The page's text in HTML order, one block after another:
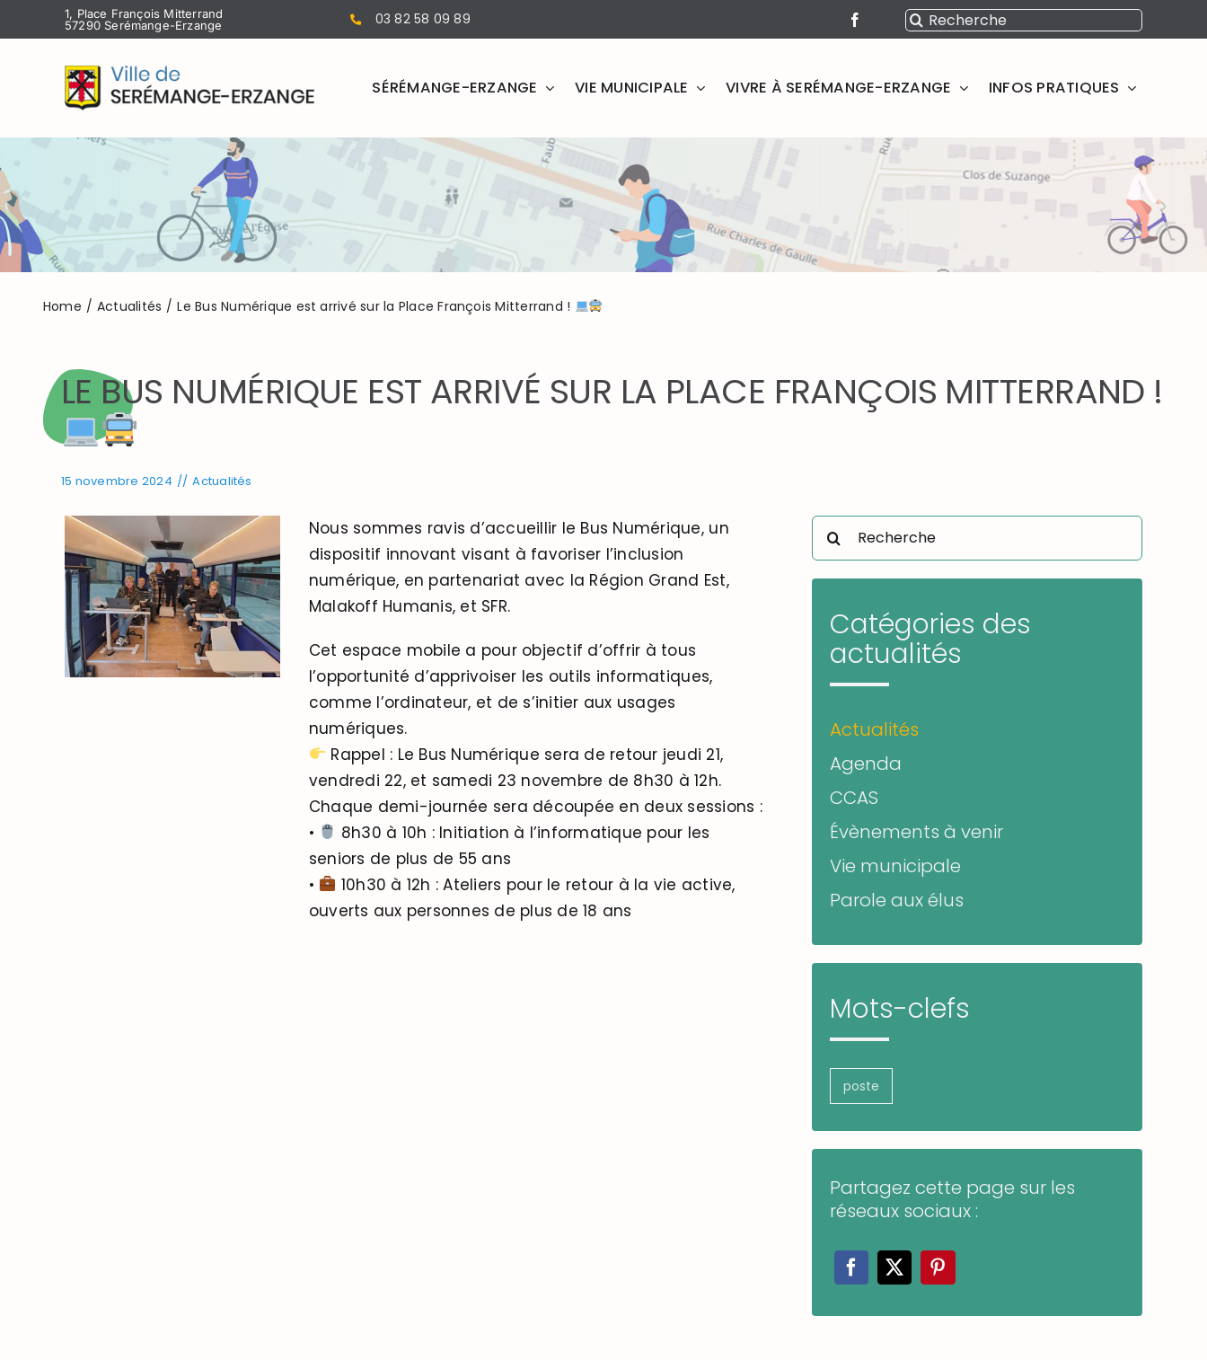
au
1, Place François Mitterrand
57290 Serémange-Erzange
03 82 58 09 89 Rechercher:
SÉRÉMANGE-ERZANGE VIE MUNICIPALE VIVRE À SERÉMANGE-ERZANGE INFOS PRATIQUES
Home Actualités Le Bus Numérique est arrivé sur la Place François Mitterrand !
LE BUS NUMÉRIQUE EST ARRIVÉ SUR LA PLACE FRANÇOIS MITTERRAND !
15 novembre 2024 // Actualités
Nous sommes ravis d’accueillir le Bus Numérique, un
dispositif innovant visant à favoriser l’inclusion
numérique, en partenariat avec la Région Grand Est,
Malakoff Humanis, et SFR.
Cet espace mobile a pour objectif d’offrir à tous
l’opportunité d’apprivoiser les outils informatiques,
comme l’ordinateur, et de s’initier aux usages
numériques.
Rappel : Le Bus Numérique sera de retour jeudi 21,
vendredi 22, et samedi 23 novembre de 8h30 à 12h.
Chaque demi-journée sera découpée en deux sessions :
•
8h30 à 10h : Initiation à l’informatique pour les
seniors de plus de 55 ans
•
10h30 à 12h : Ateliers pour le retour à la vie active,
ouverts aux personnes de plus de 18 ans
Rechercher:
Catégories des
actualités
Actualités
Agenda
CCAS
Évènements à venir
Vie municipale
Parole aux élus
Mots-clefs
poste
Partagez cette page sur les
réseaux sociaux :